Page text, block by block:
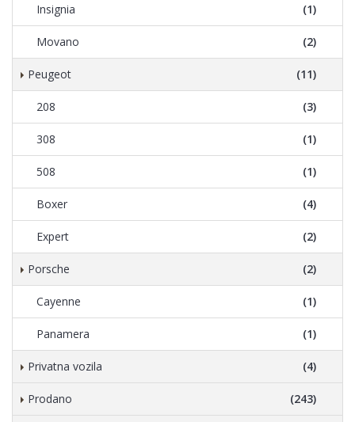
Insignia (1)
Movano (2)
Peugeot (11)
208 (3)
308 (1)
508 (1)
Boxer (4)
Expert (2)
Porsche (2)
Cayenne (1)
Panamera (1)
Privatna vozila (4)
Prodano (243)